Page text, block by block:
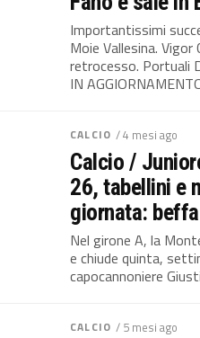
Importantissimi
Moie Vallesina.
retrocesso. Portuali
IN
CALCIO / 4 mesi ago
Calcio /
26, tabellini e
giornata:
Nel girone A, la
e chiude quinta,
capocannoniere
CALCIO / 5 mesi ago